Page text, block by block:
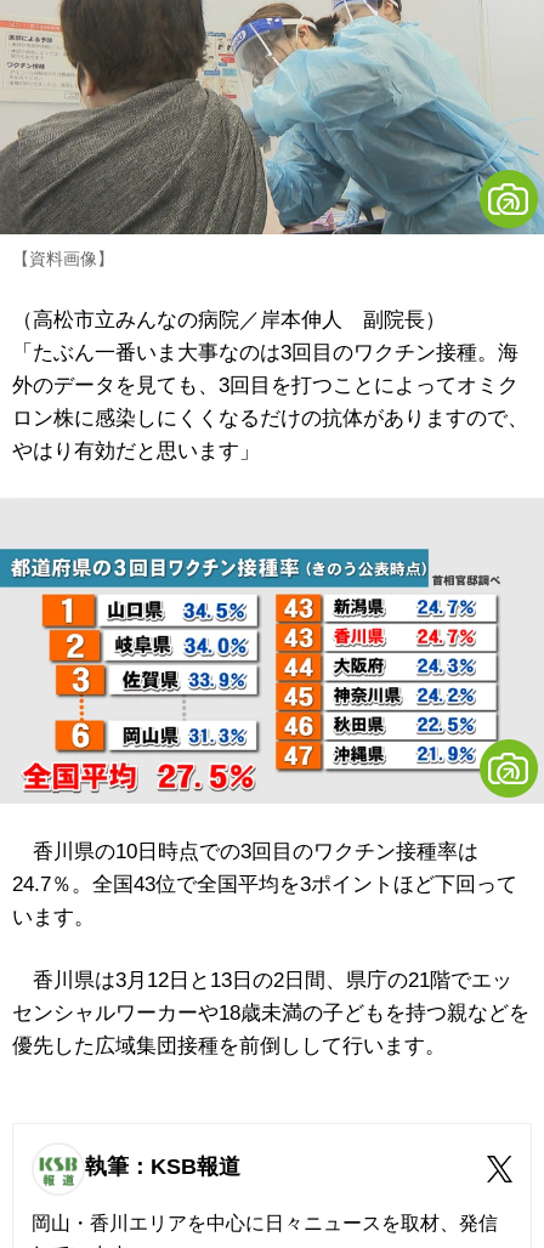
【資料画像】
（高松市立みんなの病院／岸本伸人 副院長）
「たぶん一番いま大事なのは3回目のワクチン接種。海
外のデータを見ても、3回目を打つことによってオミク
ロン株に感染しにくくなるだけの抗体がありますので、
やはり有効だと思います」
香川県の10日時点での3回目のワクチン接種率は
24.7％。全国43位で全国平均を3ポイントほど下回って
います。
香川県は3月12日と13日の2日間、県庁の21階でエッ
センシャルワーカーや18歳未満の子どもを持つ親などを
優先した広域集団接種を前倒しして行います。
執筆：KSB報道
岡山・香川エリアを中心に日々ニュースを取材、発信